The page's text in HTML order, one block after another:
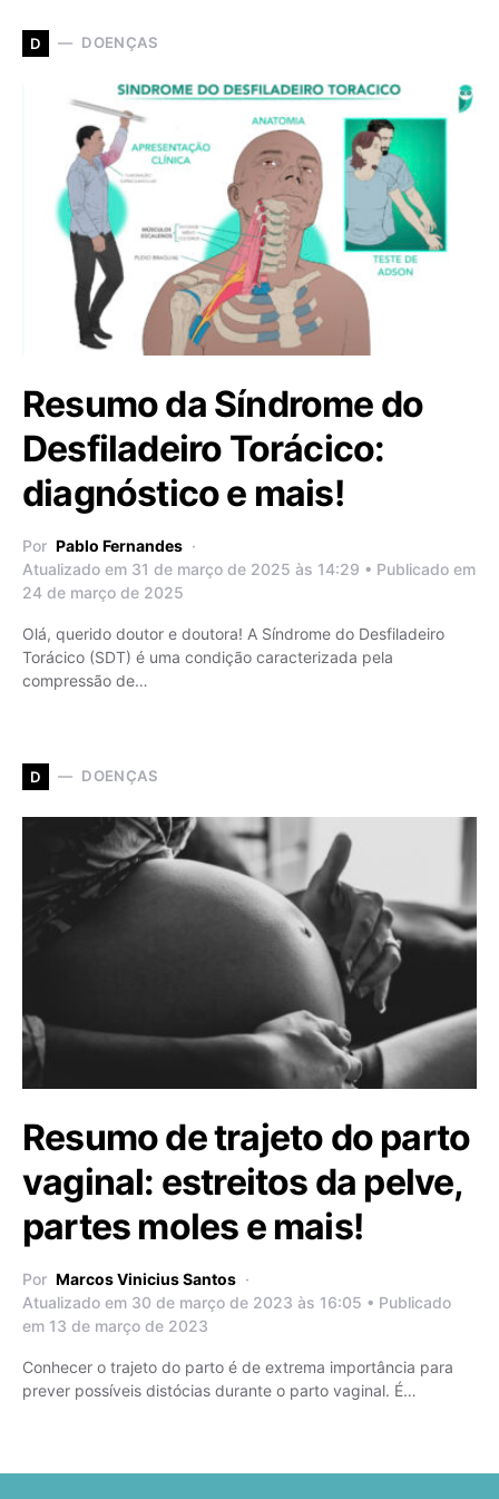
D DOENÇAS
Resumo da Síndrome do
Desfiladeiro Torácico:
diagnóstico e mais!
Por Pablo Fernandes
Atualizado em 31 de março de 2025 às 14:29 • Publicado em
24 de março de 2025
Olá, querido doutor e doutora! A Síndrome do Desfiladeiro
Torácico (SDT) é uma condição caracterizada pela
compressão de…
D DOENÇAS
Resumo de trajeto do parto
vaginal: estreitos da pelve,
partes moles e mais!
Por Marcos Vinicius Santos
Atualizado em 30 de março de 2023 às 16:05 • Publicado
em 13 de março de 2023
Conhecer o trajeto do parto é de extrema importância para
prever possíveis distócias durante o parto vaginal. É…